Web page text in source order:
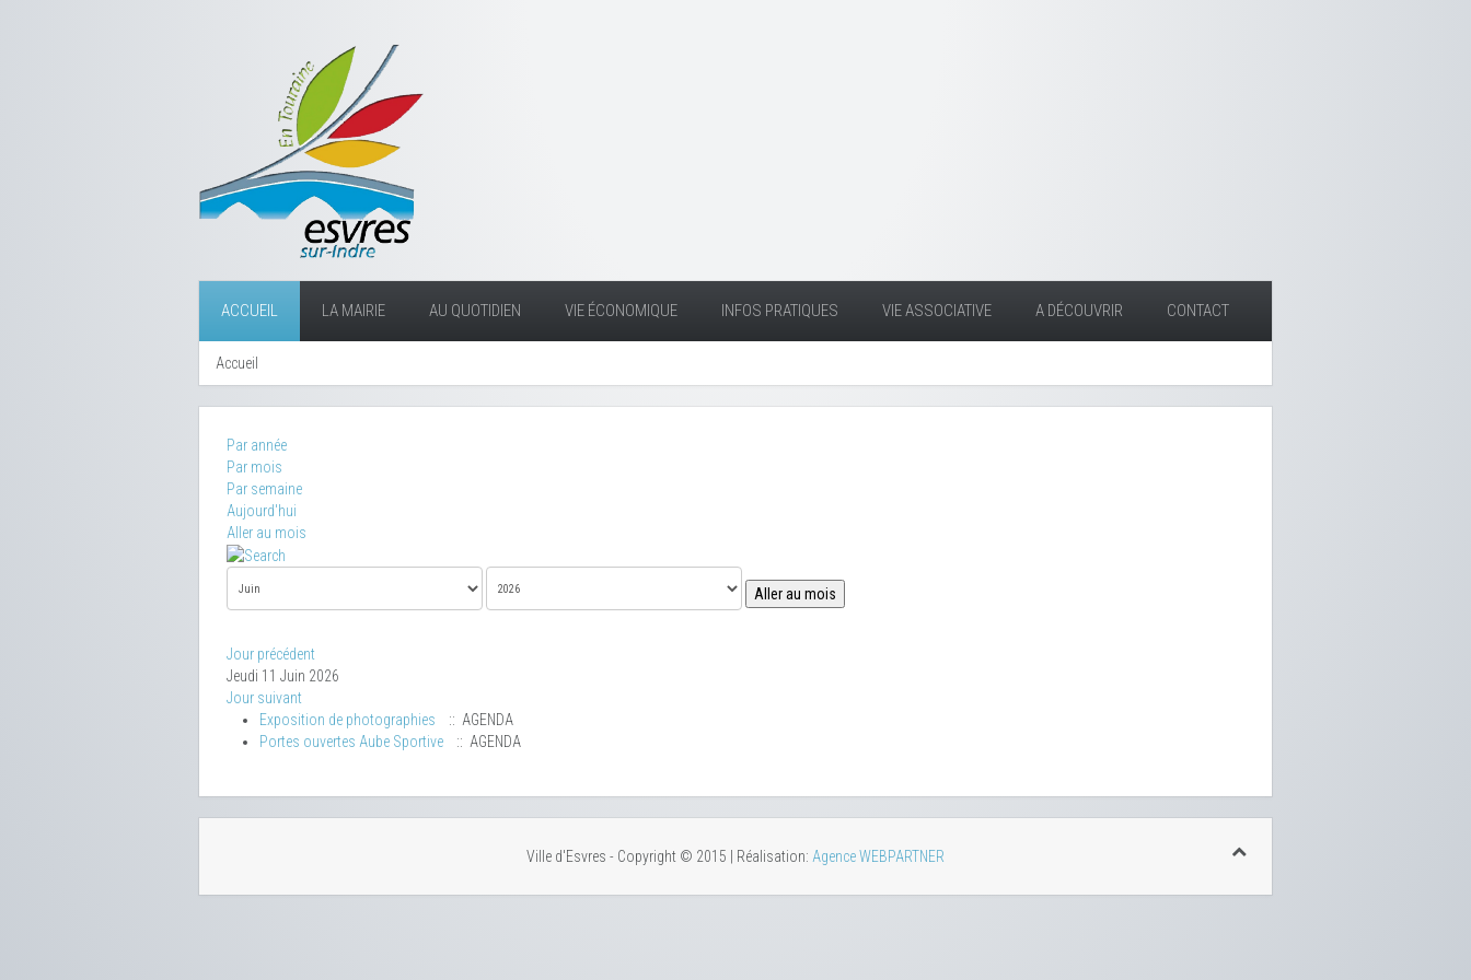
ACCUEIL LA MAIRIE AU QUOTIDIEN VIE ÉCONOMIQUE INFOS PRATIQUES VIE ASSOCIATIVE A DÉCOUVRIR CONTACT
Accueil
Par année
Par mois
Par semaine
Aujourd'hui
Aller au mois
Aller au mois
Jour précédent
Jeudi 11 Juin 2026
Jour suivant
Exposition de photographies
:: AGENDA
Portes ouvertes Aube Sportive
:: AGENDA
Ville d'Esvres - Copyright © 2015 | Réalisation: Agence WEBPARTNER